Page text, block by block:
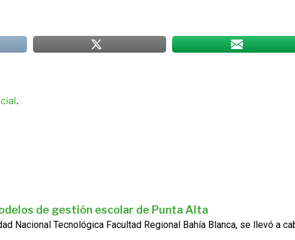
.
de gestión escolar de Punta Alta
Nacional Tecnológica Facultad Regional Bahía Blanca, se llevó a